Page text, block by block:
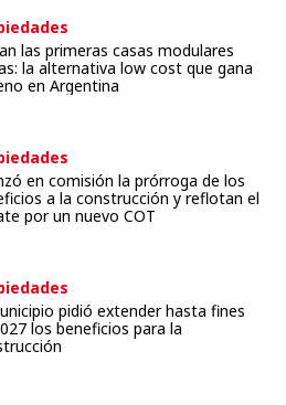
las primeras casas modulares
la alternativa low cost que gana
en Argentina
en comisión la prórroga de los
a la construcción y reflotan el
por un nuevo COT
pidió extender hasta fines
los beneficios para la